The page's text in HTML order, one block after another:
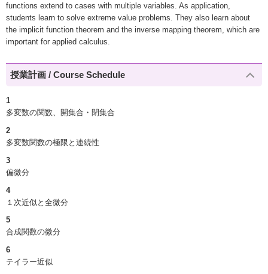
functions extend to cases with multiple variables. As application,
students learn to solve extreme value problems. They also learn about
the implicit function theorem and the inverse mapping theorem, which are
important for applied calculus.
授業計画 / Course Schedule
1
多変数の関数、開集合・閉集合
2
多変数関数の極限と連続性
3
偏微分
4
１次近似と全微分
5
合成関数の微分
6
テイラー近似